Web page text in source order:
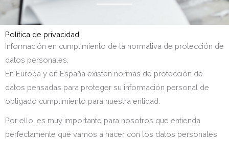
Política de privacidad
Información en cumplimiento de la normativa de protección de
datos personales.
En Europa y en España existen normas de protección de
datos pensadas para proteger su información personal de
obligado cumplimiento para nuestra entidad.
Por ello, es muy importante para nosotros que entienda
perfectamente qué vamos a hacer con los datos personales